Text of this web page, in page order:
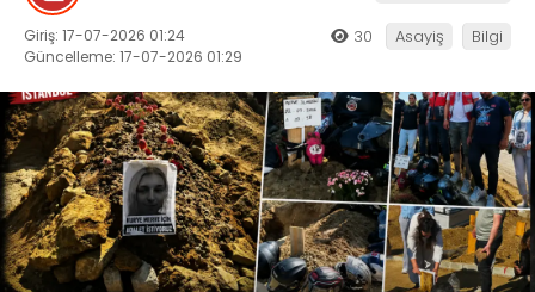
Giriş: 17-07-2026 01:24
Güncelleme: 17-07-2026 01:29
30 Asayiş Bilgi